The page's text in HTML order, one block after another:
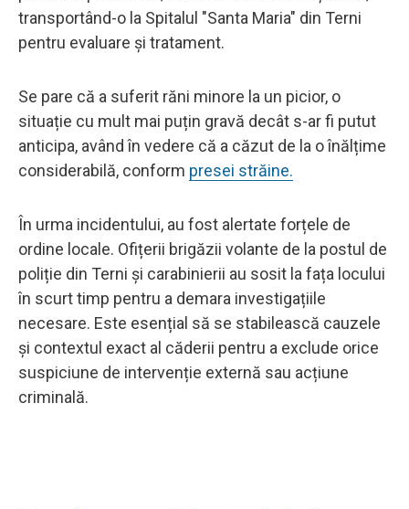
transportând-o la Spitalul "Santa Maria" din Terni
pentru evaluare și tratament.
Se pare că a suferit răni minore la un picior, o
situație cu mult mai puțin gravă decât s-ar fi putut
anticipa, având în vedere că a căzut de la o înălțime
considerabilă, conform presei străine.
În urma incidentului, au fost alertate forțele de
ordine locale. Ofițerii brigăzii volante de la postul de
poliție din Terni și carabinierii au sosit la fața locului
în scurt timp pentru a demara investigațiile
necesare. Este esențial să se stabilească cauzele
și contextul exact al căderii pentru a exclude orice
suspiciune de intervenție externă sau acțiune
criminală.